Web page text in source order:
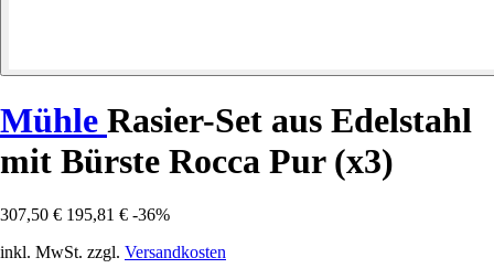
Mühle Rasier-Set aus Edelstahl
mit Bürste Rocca Pur (x3)
307,50 € 195,81 € -36%
inkl. MwSt. zzgl. Versandkosten